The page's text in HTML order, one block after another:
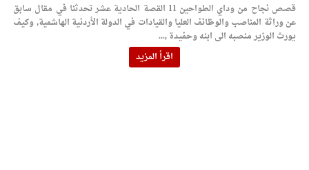
قصص نجاح من وداي الطواحين 11 القصة الحادية عشر تحدثنا في مقال سابق
عن وراثة المناصب والوظائف العليا والقيادات في الدولة الأردنية الهاشمية, وكيف
يورث الوزير منصبه الى ابنه وحفيدة ,...
اقرأ المزيد